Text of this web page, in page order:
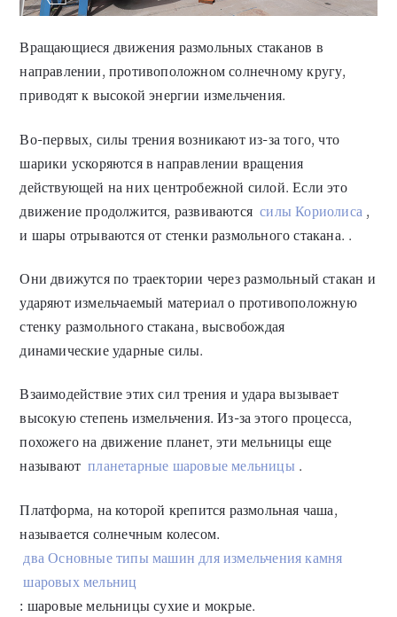
Вращающиеся движения размольных стаканов в
направлении, противоположном солнечному кругу,
приводят к высокой энергии измельчения.
Во-первых, силы трения возникают из-за того, что
шарики ускоряются в направлении вращения
действующей на них центробежной силой. Если это
движение продолжится, развиваются силы Кориолиса ,
и шары отрываются от стенки размольного стакана. .
Они движутся по траектории через размольный стакан и
ударяют измельчаемый материал о противоположную
стенку размольного стакана, высвобождая
динамические ударные силы.
Взаимодействие этих сил трения и удара вызывает
высокую степень измельчения. Из-за этого процесса,
похожего на движение планет, эти мельницы еще
называют планетарные шаровые мельницы .
Платформа, на которой крепится размольная чаша,
называется солнечным колесом.
два Основные типы машин для измельчения камня
шаровых мельниц
: шаровые мельницы сухие и мокрые.